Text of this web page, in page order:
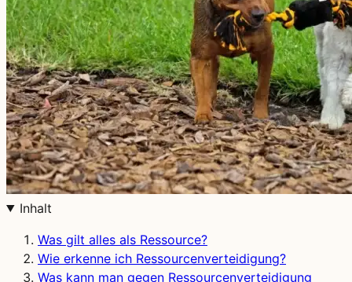
Inhalt
Was gilt alles als Ressource?
Wie erkenne ich Ressourcenverteidigung?
Was kann man gegen Ressourcenverteidigung